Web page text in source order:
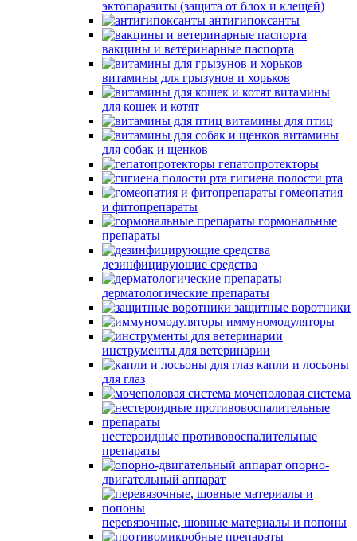
эктопаразиты (защита от блох и клещей)
антигипоксанты
вакцины и ветеринарные паспорта
витамины для грызунов и хорьков
витамины
для кошек и котят
витамины для птиц
витамины
для собак и щенков
гепатопротекторы
гигиена полости рта
гомеопатия
и фитопрепараты
гормональные
препараты
дезинфицирующие средства
дерматологические препараты
защитные воротники
иммуномодуляторы
инструменты для ветеринарии
капли и лосьоны
для глаз
мочеполовая система
нестероидные противовоспалительные
препараты
опорно-
двигательный аппарат
перевязочные, шовные материалы и попоны